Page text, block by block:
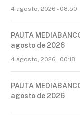
4 agosto, 2026 - 08:50
PAUTA
agosto de 2026
4 agosto, 2026 - 00:18
PAUTA
agosto de 2026